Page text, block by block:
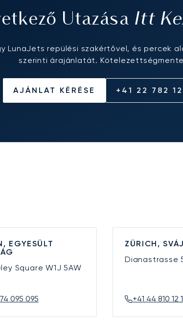
UtazásaItt
LunaJets repülési szakértővel, és percek
szerinti árajánlatát.
AJÁNLAT KÉRÉSE +41 22 782 12
EGYESÜLT
SquareW1J 5AW
095 095
ZÜRICH,
Dianastrasse
+41 44 810 12